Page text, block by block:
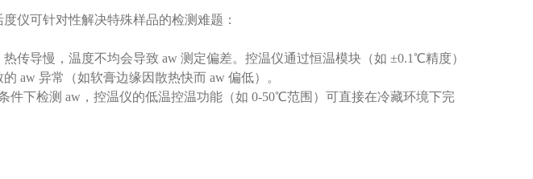
仪可针对性解决特殊样品的检测难题：
热传导慢，温度不均会导致 aw 测定偏差。控温仪通过恒温模块（如 ±0.1℃精度）
aw 异常（如软膏边缘因散热快而 aw 偏低）。
件下检测 aw，控温仪的低温控温功能（如 0-50℃范围）可直接在冷藏环境下完